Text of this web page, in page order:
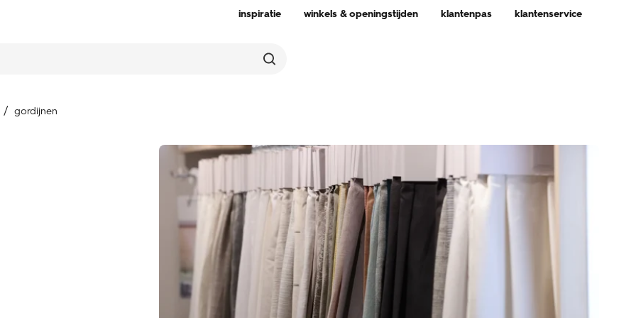
inspiratie winkels & openingstijden klantenpas klantenservice
gordijnen